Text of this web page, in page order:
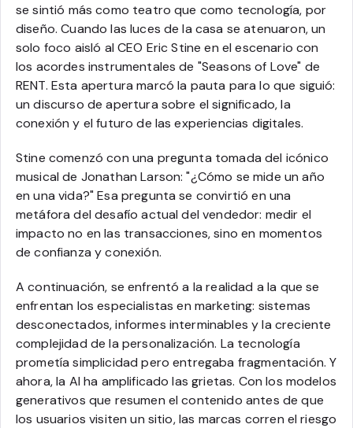
se sintió más como teatro que como tecnología, por
diseño. Cuando las luces de la casa se atenuaron, un
solo foco aisló al CEO Eric Stine en el escenario con
los acordes instrumentales de "Seasons of Love" de
RENT. Esta apertura marcó la pauta para lo que siguió:
un discurso de apertura sobre el significado, la
conexión y el futuro de las experiencias digitales.
Stine comenzó con una pregunta tomada del icónico
musical de Jonathan Larson: "¿Cómo se mide un año
en una vida?" Esa pregunta se convirtió en una
metáfora del desafío actual del vendedor: medir el
impacto no en las transacciones, sino en momentos
de confianza y conexión.
A continuación, se enfrentó a la realidad a la que se
enfrentan los especialistas en marketing: sistemas
desconectados, informes interminables y la creciente
complejidad de la personalización. La tecnología
prometía simplicidad pero entregaba fragmentación. Y
ahora, la AI ha amplificado las grietas. Con los modelos
generativos que resumen el contenido antes de que
los usuarios visiten un sitio, las marcas corren el riesgo